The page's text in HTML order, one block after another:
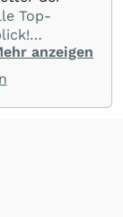
Top-
Thema!Für
ist
anzeigen